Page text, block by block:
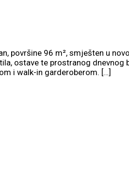
površine 96 m², smješten u
ostave te prostranog
i walk-in garderoberom. […]